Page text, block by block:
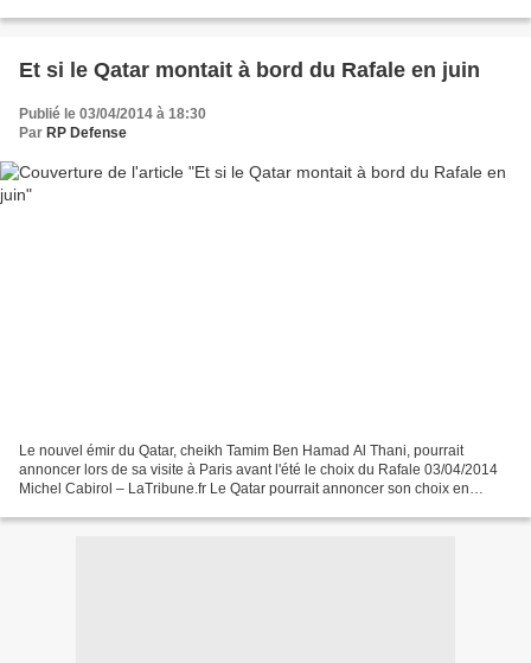
Et si le Qatar montait à bord du Rafale en juin
Publié le 03/04/2014 à 18:30
Par RP Defense
Le nouvel émir du Qatar, cheikh Tamim Ben Hamad Al Thani, pourrait
annoncer lors de sa visite à Paris avant l'été le choix du Rafale 03/04/2014
Michel Cabirol – LaTribune.fr Le Qatar pourrait annoncer son choix en